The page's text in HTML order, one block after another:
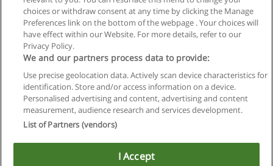
Regras de uso
Privacidade de dados
Entrar em contato com Educaedu
Copyright © Educaedu Business S.L. - CIF : B-95610580: -
choices or withdraw consent at any time by clicking the Manage
Preferences link on the bottom of the webpage . Your choices will
have effect within our Website. For more details, refer to our
Privacy Policy.
We and our partners process data to provide:
Use precise geolocation data. Actively scan device characteristics for
identification. Store and/or access information on a device.
Personalised advertising and content, advertising and content
measurement, audience research and services development.
List of Partners (vendors)
I Accept